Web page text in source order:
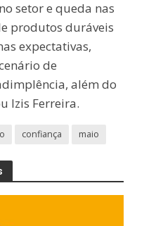
setor e queda nas
produtos duráveis
expectativas,
de
além do
Izis Ferreira.
confiança maio